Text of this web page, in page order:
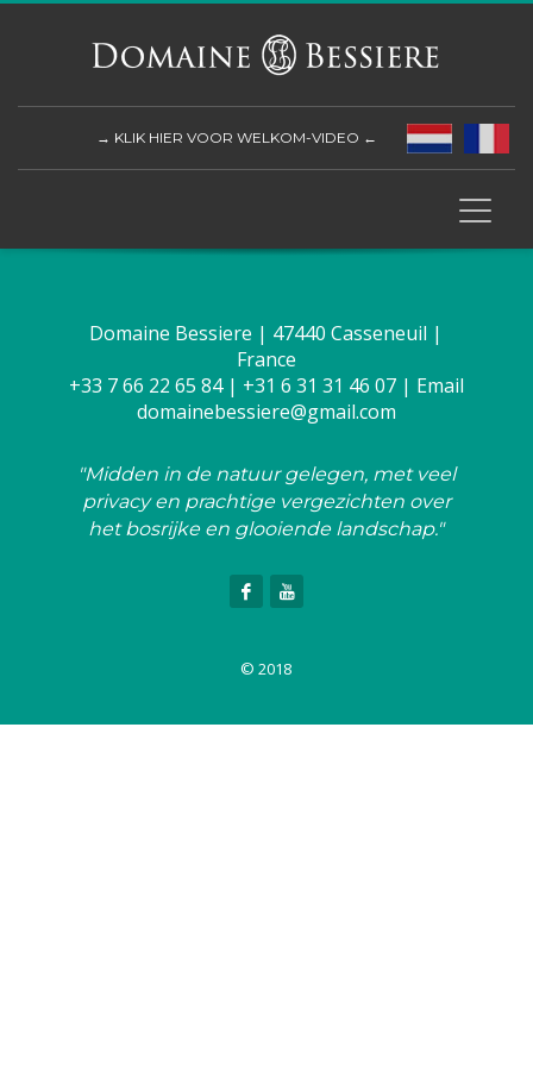
→ KLIK HIER VOOR WELKOM-VIDEO ←
Domaine Bessiere | 47440 Casseneuil |
France
+33 7 66 22 65 84 | +31 6 31 31 46 07| Email
domainebessiere@gmail.com
"Midden in de natuur gelegen, met veel
privacy en prachtige vergezichten over
het bosrijke en glooiende landschap."
© 2018